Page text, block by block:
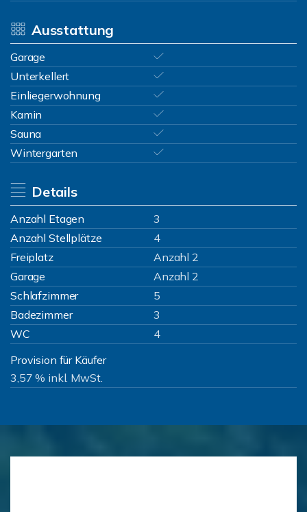
Ausstattung
Garage
Unterkellert
Einliegerwohnung
Kamin
Sauna
Wintergarten
Details
Anzahl Etagen
3
Anzahl Stellplätze
4
Freiplatz
Anzahl 2
Garage
Anzahl 2
Schlafzimmer
5
Badezimmer
3
WC
4
Provision für Käufer
3,57 % inkl. MwSt.